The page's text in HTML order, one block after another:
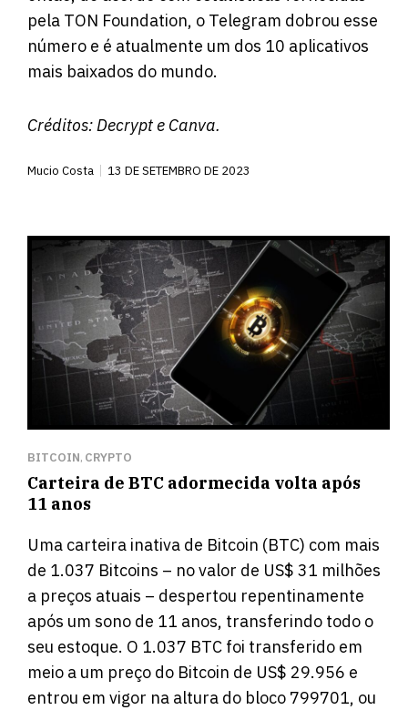
pela TON Foundation, o Telegram dobrou esse
número e é atualmente um dos 10 aplicativos
mais baixados do mundo.
Créditos:Decrypte Canva.
Mucio Costa 13 DE SETEMBRO DE 2023
BITCOIN, CRYPTO
Carteira de BTC adormecida volta após
11 anos
Uma carteira inativa de Bitcoin (BTC) com mais
de 1.037 Bitcoins – no valor de US$ 31 milhões
a preços atuais – despertou repentinamente
após um sono de 11 anos, transferindo todo o
seu estoque. O 1.037 BTC foi transferido em
meio a um preço do Bitcoin de US$ 29.956 e
entrou em vigor na altura do bloco 799701, ou